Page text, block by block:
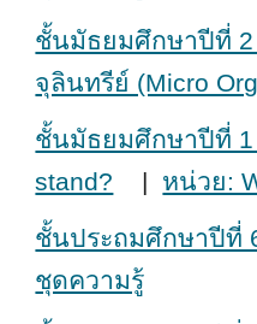
ชั้นมัธยมศึกษาปีที่ 2
จุลินทรีย์ (Micro
ชั้นมัธยมศึกษาปีที่ 1
stand? | หน่วย:
ชั้นประถมศึกษาปีที่
ชุดความรู้